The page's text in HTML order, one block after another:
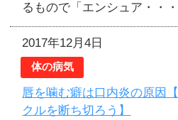
るもので「エンシュア・・・
2017年12月4日
体の病気
唇を噛む癖は口内炎の原因
クルを断ち切ろう】